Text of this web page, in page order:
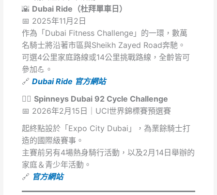
🌇 Dubai Ride（杜拜單車日）
📅 2025年11月2日
作為「Dubai Fitness Challenge」的一環，數萬
名騎士將沿著市區與Sheikh Zayed Road奔馳。
可選4公里家庭路線或14公里挑戰路線，全齡皆可
參加💪。
🔗Dubai Ride 官方網站
🚴‍♂️Spinneys Dubai 92 Cycle Challenge
📅 2026年2月15日｜UCI世界錦標賽預選賽
起終點設於「Expo City Dubai」，為業餘騎士打
造的國際級賽事。
主賽前另有4場熱身騎行活動，以及2月14日舉辦的
家庭＆青少年活動。
🔗 官方網站